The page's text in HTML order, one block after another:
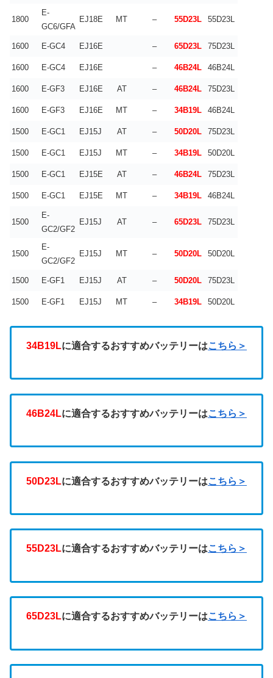
1800
E-
GC6/GFA
EJ18E MT – 55D23L 55D23L
1600 E-GC4 EJ16E – 65D23L 75D23L
1600 E-GC4 EJ16E – 46B24L 46B24L
1600 E-GF3 EJ16E AT – 46B24L 75D23L
1600 E-GF3 EJ16E MT – 34B19L 46B24L
1500 E-GC1 EJ15J AT – 50D20L 75D23L
1500 E-GC1 EJ15J MT – 34B19L 50D20L
1500 E-GC1 EJ15E AT – 46B24L 75D23L
1500 E-GC1 EJ15E MT – 34B19L 46B24L
1500
E-
GC2/GF2
EJ15J AT – 65D23L 75D23L
1500
E-
GC2/GF2
EJ15J MT – 50D20L 50D20L
1500 E-GF1 EJ15J AT – 50D20L 75D23L
1500 E-GF1 EJ15J MT – 34B19L 50D20L
34B19Lに適合するおすすめバッテリーはこちら＞
46B24Lに適合するおすすめバッテリーはこちら＞
50D23Lに適合するおすすめバッテリーはこちら＞
55D23Lに適合するおすすめバッテリーはこちら＞
65D23Lに適合するおすすめバッテリーはこちら＞